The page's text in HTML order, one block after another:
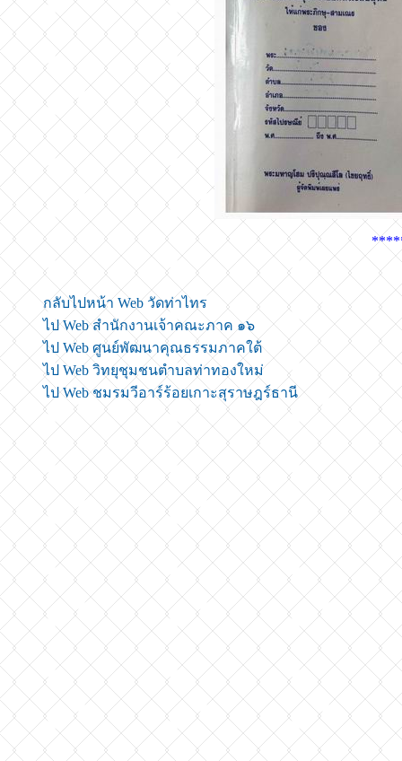
กลับไปหน้า Web วัดท่าไทร
ไป Web สำนักงานเจ้าคณะภาค ๑๖
ไป Web ศูนย์พัฒนาคุณธรรมภาคใต้
ไป Web วิทยุชุมชนตำบลท่าทองใหม่
ไป Web ชมรมวีอาร์ร้อยเกาะสุราษฎร์ธานี